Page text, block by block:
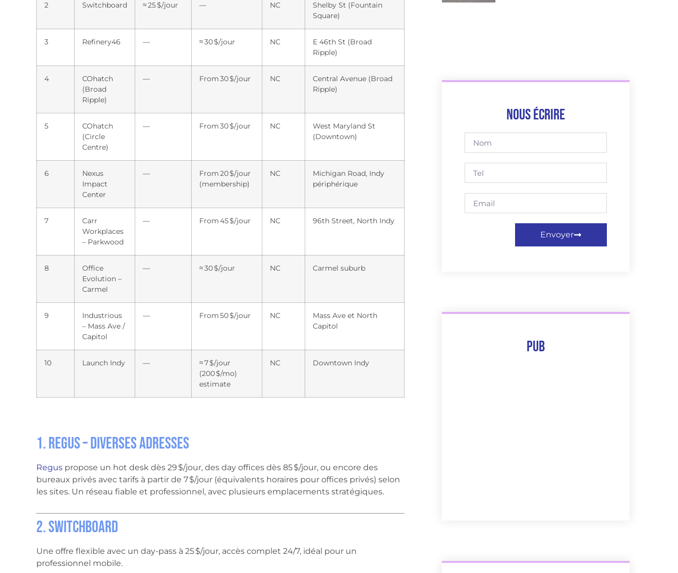
2 Switchboard ≈ 25 $/jour — NC
Shelby St (Fountain
Square)
3 Refinery46 — ≈ 30 $/jour NC
E 46th St (Broad
Ripple)
4
COhatch
(Broad
Ripple)
— From 30 $/jour NC
Central Avenue (Broad
Ripple)
5
COhatch
(Circle
Centre)
— From 30 $/jour NC
West Maryland St
(Downtown)
6
Nexus
Impact
Center
—
From 20 $/jour
(membership)
NC
Michigan Road, Indy
périphérique
7
Carr
Workplaces
– Parkwood
— From 45 $/jour NC 96th Street, North Indy
8
Office
Evolution –
Carmel
— ≈ 30 $/jour NC Carmel suburb
9
Industrious
– Mass Ave /
Capitol
— From 50 $/jour NC
Mass Ave et North
Capitol
10 Launch Indy —
≈ 7 $/jour
(200 $/mo)
estimate
NC Downtown Indy
1. Regus – diverses adresses
Regus propose un hot desk dès 29 $/jour, des day offices dès 85 $/jour, ou encore des
bureaux privés avec tarifs à partir de 7 $/jour (équivalents horaires pour offices privés) selon
les sites. Un réseau fiable et professionnel, avec plusieurs emplacements stratégiques.
2. Switchboard
Une offre flexible avec un day-pass à 25 $/jour, accès complet 24/7, idéal pour un
professionnel mobile.
Nous écrire
Envoyer
Pub